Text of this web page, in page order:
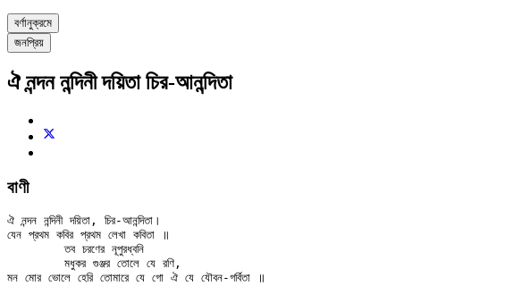
বর্ণানুক্রমে
জনপ্রিয়
ঐ নন্দন নন্দিনী দয়িতা চির-আনন্দিতা
বাণী
ঐ নন্দন নন্দিনী দয়িতা, চির-আনন্দিতা।
যেন প্রথম কবির প্রথম লেখা কবিতা ॥
	তব চরণের নূপুরধ্বনি
মন মোর ভোলে হেরি তোমারে যে গো ঐ যে যৌবন-গর্বিতা ॥